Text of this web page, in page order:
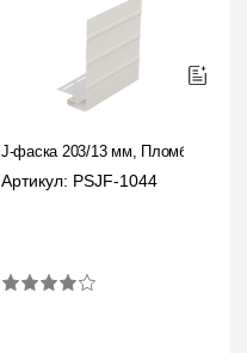
J-фаска 203/13 мм, Пломбир
Артикул: PSJF-1044